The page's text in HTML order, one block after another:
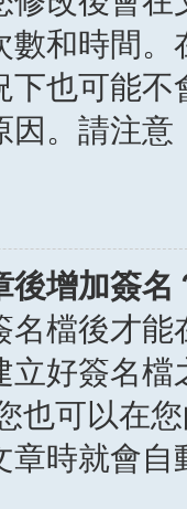
數和時間
下也可能
因。請注
後增加簽名
名檔後才
立好簽名
也可以在
章時就會自